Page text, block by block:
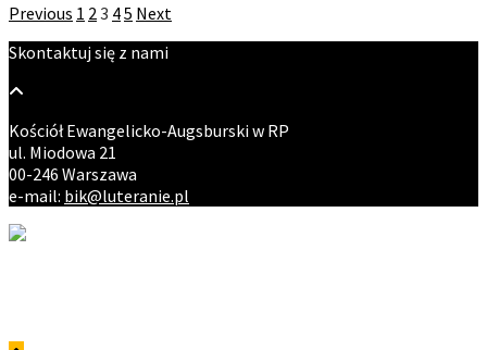
Previous 1 23 45 Next
Skontaktuj się z nami
Kościół Ewangelicko-Augsburski w RP
ul. Miodowa 21
00-246 Warszawa
e-mail: bik@luteranie.pl